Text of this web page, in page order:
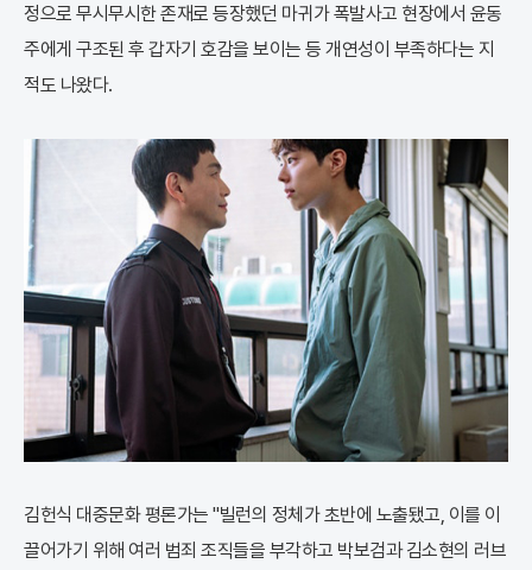
정으로 무시무시한 존재로 등장했던 마귀가 폭발사고 현장에서 윤동
주에게 구조된 후 갑자기 호감을 보이는 등 개연성이 부족하다는 지
적도 나왔다.
김헌식 대중문화 평론가는 "빌런의 정체가 초반에 노출됐고, 이를 이
끌어가기 위해 여러 범죄 조직들을 부각하고 박보검과 김소현의 러브